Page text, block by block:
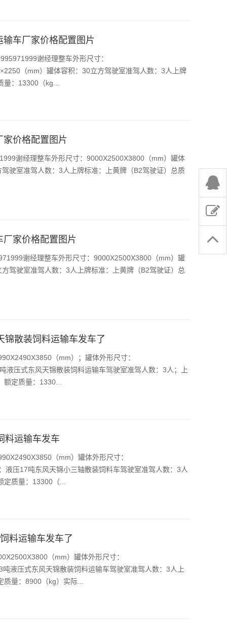
车厂家价格配置图片
谢经理整车外形尺寸：
（mm）罐体容积：30立方驾驶室准驾人数：3人上牌
：13300（kg...
家价格配置图片
谢经理整车外形尺寸：9000X2500X3800（mm）罐体
驶室准驾人数：3人上牌标准：上黄牌（B2驾驶证）总质
家价格配置图片
谢经理整车外形尺寸：9000X2500X3800（mm）罐
驾驶室准驾人数：3人上牌标准：上黄牌（B2驾驶证）总
锦散装饲料运输车发车了
（mm）；罐体外形尺寸：
压式东风天锦散装饲料运输车驾驶室准驾人数：3人；上
定质量：1330...
料运输车发车
（mm）罐体外形尺寸：
压17吨东风天锦小三轴散装饲料车驾驶室准驾人数：3人
质量：13300（...
料运输车发车了
（mm）罐体外形尺寸：
液压式东风天锦散装饲料运输车驾驶室准驾人数：3人上
量：8900（kg）实际...